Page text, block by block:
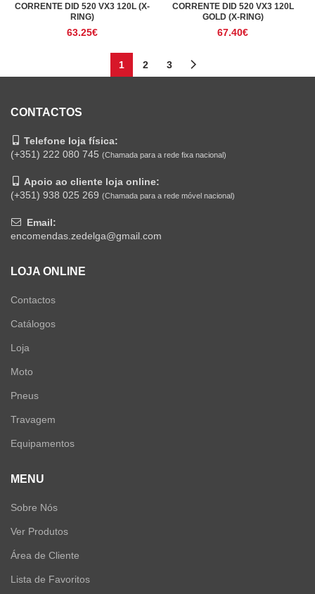
CORRENTE DID 520 VX3 120L (X-
RING)
63.25€
CORRENTE DID 520 VX3 120L
GOLD (X-RING)
67.40€
1 2 3
CONTACTOS
Telefone loja física:
(+351) 222 080 745 (Chamada para a rede fixa nacional)
Apoio ao cliente loja online:
(+351) 938 025 269 (Chamada para a rede móvel nacional)
Email:
encomendas.zedelga@gmail.com
LOJA ONLINE
Contactos
Catálogos
Loja
Moto
Pneus
Travagem
Equipamentos
MENU
Sobre Nós
Ver Produtos
Área de Cliente
Lista de Favoritos